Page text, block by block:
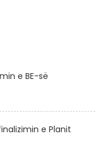
e BE-së
e Planit